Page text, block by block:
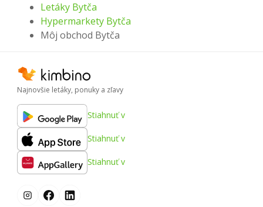
Letáky Bytča
Hypermarkety Bytča
Môj obchod Bytča
Najnovšie letáky, ponuky a zľavy
Stiahnuť v
Stiahnuť v
Stiahnuť v